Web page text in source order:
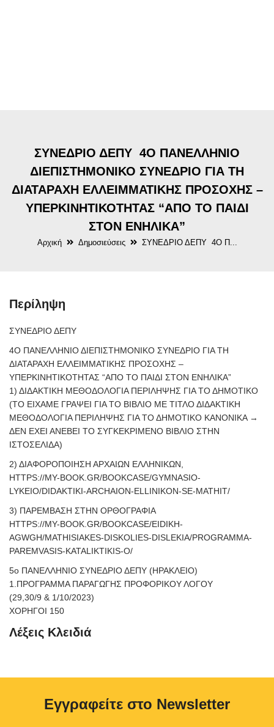
ΣΥΝΕΔΡΙΟ ΔΕΠΥ 4Ο ΠΑΝΕΛΛΗΝΙΟ
ΔΙΕΠΙΣΤΗΜΟΝΙΚΟ ΣΥΝΕΔΡΙΟ ΓΙΑ ΤΗ
ΔΙΑΤΑΡΑΧΗ ΕΛΛΕΙΜΜΑΤΙΚΗΣ ΠΡΟΣΟΧΗΣ –
ΥΠΕΡΚΙΝΗΤΙΚΟΤΗΤΑΣ “ΑΠΟ ΤΟ ΠΑΙΔΙ
ΣΤΟΝ ΕΝΗΛΙΚΑ”
Αρχική Δημοσιεύσεις ΣΥΝΕΔΡΙΟ ΔΕΠΥ 4Ο Π...
Περίληψη
ΣΥΝΕΔΡΙΟ ΔΕΠΥ
4Ο ΠΑΝΕΛΛΗΝΙΟ ΔΙΕΠΙΣΤΗΜΟΝΙΚΟ ΣΥΝΕΔΡΙΟ ΓΙΑ ΤΗ
ΔΙΑΤΑΡΑΧΗ ΕΛΛΕΙΜΜΑΤΙΚΗΣ ΠΡΟΣΟΧΗΣ –
ΥΠΕΡΚΙΝΗΤΙΚΟΤΗΤΑΣ “ΑΠΟ ΤΟ ΠΑΙΔΙ ΣΤΟΝ ΕΝΗΛΙΚΑ”
1) ΔΙΔΑΚΤΙΚΗ ΜΕΘΟΔΟΛΟΓΙΑ ΠΕΡΙΛΗΨΗΣ ΓΙΑ ΤΟ ΔΗΜΟΤΙΚΟ
(ΤΟ ΕΙΧΑΜΕ ΓΡΑΨΕΙ ΓΙΑ ΤΟ ΒΙΒΛΙΟ ΜΕ ΤΙΤΛΟ ΔΙΔΑΚΤΙΚΗ
ΜΕΘΟΔΟΛΟΓΙΑ ΠΕΡΙΛΗΨΗΣ ΓΙΑ ΤΟ ΔΗΜΟΤΙΚΟ ΚΑΝΟΝΙΚΑ →
ΔΕΝ ΕΧΕΙ ΑΝΕΒΕΙ ΤΟ ΣΥΓΚΕΚΡΙΜΕΝΟ ΒΙΒΛΙΟ ΣΤΗΝ
ΙΣΤΟΣΕΛΙΔΑ)
2) ΔΙΑΦΟΡΟΠΟΙΗΣΗ ΑΡΧΑΙΩΝ ΕΛΛΗΝΙΚΩΝ,
HTTPS://MY-BOOK.GR/BOOKCASE/GYMNASIO-
LYKEIO/DIDAKTIKI-ARCHAION-ELLINIKON-SE-MATHIT/
3) ΠΑΡΕΜΒΑΣΗ ΣΤΗΝ ΟΡΘΟΓΡΑΦΙΑ
HTTPS://MY-BOOK.GR/BOOKCASE/EIDIKH-
AGWGH/MATHISIAKES-DISKOLIES-DISLEKIA/PROGRAMMA-
PAREMVASIS-KATALIKTIKIS-O/
5ο ΠΑΝΕΛΛΗΝΙΟ ΣΥΝΕΔΡΙΟ ΔΕΠΥ (ΗΡΑΚΛΕΙΟ)
1.ΠΡΟΓΡΑΜΜΑ ΠΑΡΑΓΩΓΗΣ ΠΡΟΦΟΡΙΚΟΥ ΛΟΓΟΥ
(29,30/9 & 1/10/2023)
ΧΟΡΗΓΟΙ 150
Λέξεις Κλειδιά
Eγγραφείτε στο Newsletter